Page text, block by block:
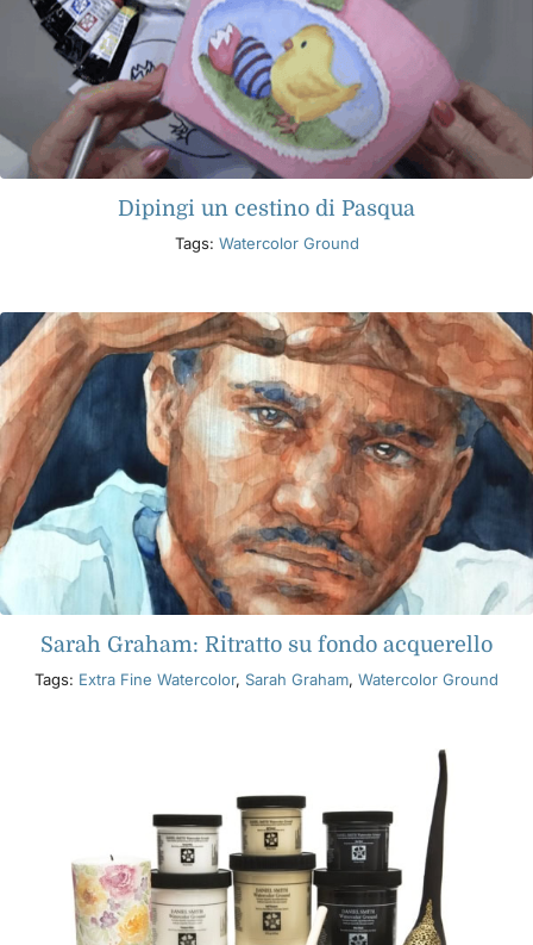
Dipingi un cestino di Pasqua
Tags: Watercolor Ground
Sarah Graham: Ritratto su fondo acquerello
Tags: Extra Fine Watercolor, Sarah Graham, Watercolor Ground